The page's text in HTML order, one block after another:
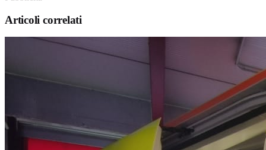
Articoli correlati